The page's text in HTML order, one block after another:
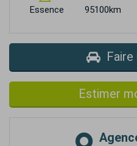
Essence 95100km
Estimer